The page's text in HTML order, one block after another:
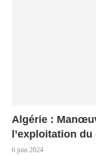
Algérie :
l’exploitation
6 juin 2024